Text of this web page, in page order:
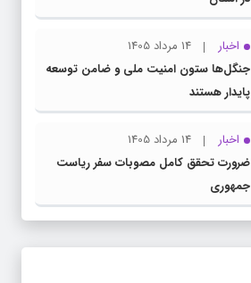
اخبار
14 مرداد 1405
جنگل‌ها ستون امنیت ملی و ضامن توسعه
پایدار هستند
اخبار
14 مرداد 1405
ضرورت تحقق کامل مصوبات سفر ریاست‌
جمهوری